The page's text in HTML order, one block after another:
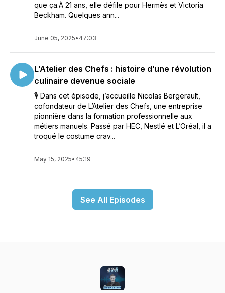
que ça.À 21 ans, elle défile pour Hermès et Victoria
Beckham. Quelques ann...
June 05, 2025• 47:03
L’Atelier des Chefs : histoire d’une révolution
culinaire devenue sociale
🎙️ Dans cet épisode, j’accueille Nicolas Bergerault,
cofondateur de L’Atelier des Chefs, une entreprise
pionnière dans la formation professionnelle aux
métiers manuels. Passé par HEC, Nestlé et L’Oréal, il a
troqué le costume crav...
May 15, 2025• 45:19
See All Episodes